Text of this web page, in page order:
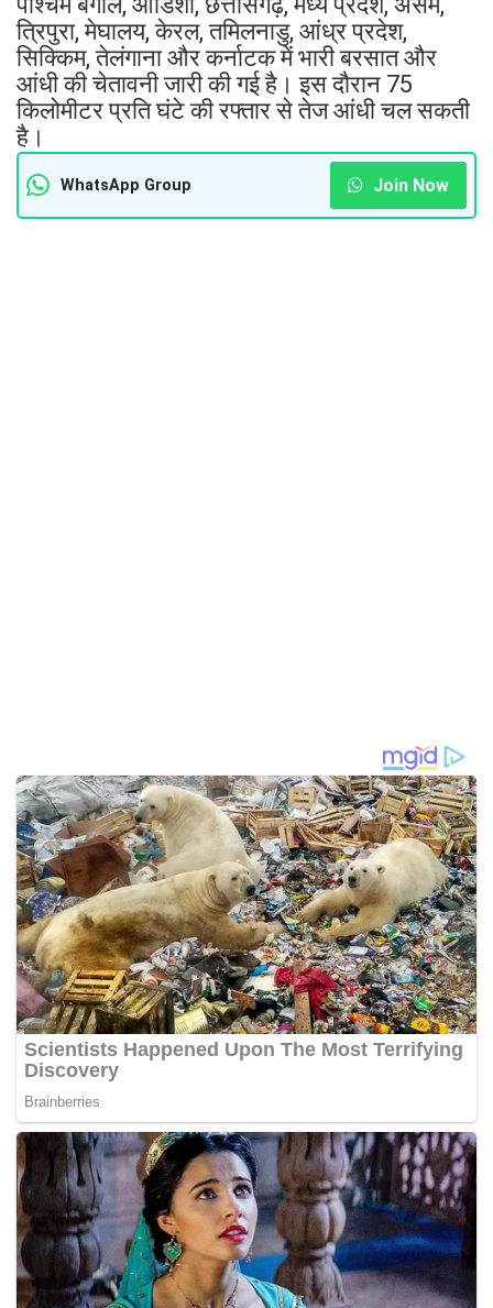
त्रिपुरा, मेघालय, केरल, तमिलनाडु, आंध्र प्रदेश,
सिक्किम, तेलंगाना और कर्नाटक में भारी बरसात और
आंधी की चेतावनी जारी की गई है। इस दौरान 75
किलोमीटर प्रति घंटे की रफ्तार से तेज आंधी चल सकती
है।
WhatsApp Group Join Now